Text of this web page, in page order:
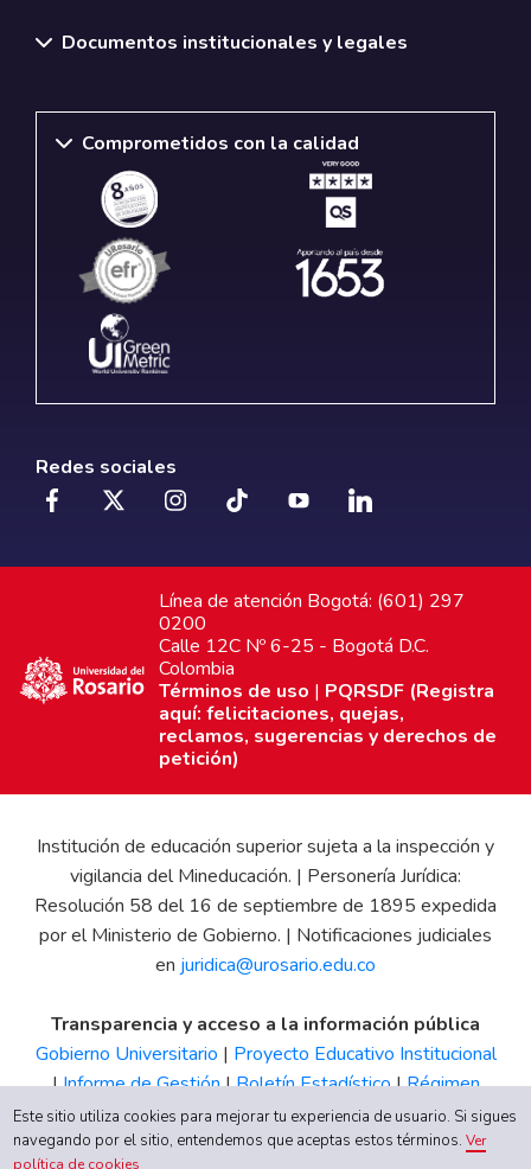
Documentos institucionales y legales
Comprometidos con la calidad
Redes sociales
Línea de atención Bogotá: (601) 297
0200
Calle 12C Nº 6-25 - Bogotá D.C.
Colombia
Términos de uso | PQRSDF (Registra
aquí: felicitaciones, quejas,
reclamos, sugerencias y derechos de
petición)
Institución de educación superior sujeta a la inspección y
vigilancia del Mineducación. | Personería Jurídica:
Resolución 58 del 16 de septiembre de 1895 expedida
por el Ministerio de Gobierno. | Notificaciones judiciales
en juridica@urosario.edu.co
Transparencia y acceso a la información pública
Gobierno Universitario | Proyecto Educativo Institucional
|Informe de Gestión|Boletín Estadístico|Régimen
Tributario|Estados Financieros |Código de Ética| Canal
de Integridad UR
Este sitio utiliza cookies para mejorar tu experiencia de usuario. Si sigues
navegando por el sitio, entendemos que aceptas estos términos.Ver
política de cookies